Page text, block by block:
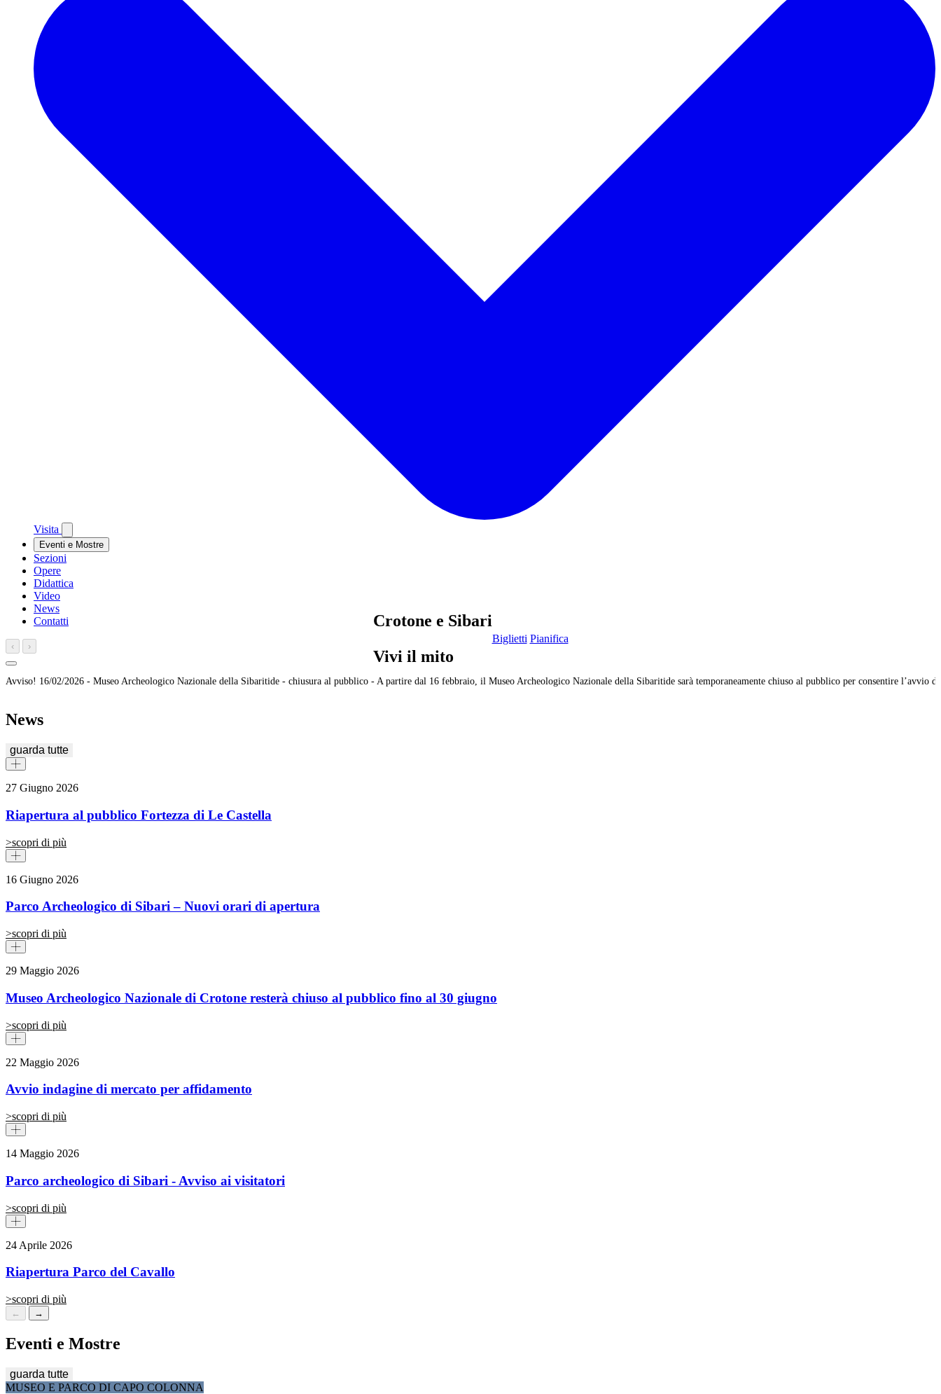
Visita
Eventi e Mostre
Sezioni
Opere
Didattica
Video
News
Contatti
Crotone e Sibari
Vivi il mito
Biglietti Pianifica
‹ ›
Avviso! 16/02/2026 - Museo Archeologico Nazionale della Sibaritide - chiusura al pubblico - A partire dal 16 febbraio, il Museo Archeologico Nazionale della Sibaritide sarà temporaneamente chiuso al pubblico per consentire
News
guarda tutte
27 Giugno 2026
Riapertura al pubblico Fortezza di Le Castella
>scopri di più
16 Giugno 2026
Parco Archeologico di Sibari – Nuovi orari di apertura
>scopri di più
29 Maggio 2026
Museo Archeologico Nazionale di Crotone resterà chiuso al pubblico fino al 30 giugno
>scopri di più
22 Maggio 2026
Avvio indagine di mercato per affidamento
>scopri di più
14 Maggio 2026
Parco archeologico di Sibari - Avviso ai visitatori
>scopri di più
24 Aprile 2026
Riapertura Parco del Cavallo
>scopri di più
← →
Eventi e Mostre
guarda tutte
MUSEO E PARCO DI CAPO COLONNA